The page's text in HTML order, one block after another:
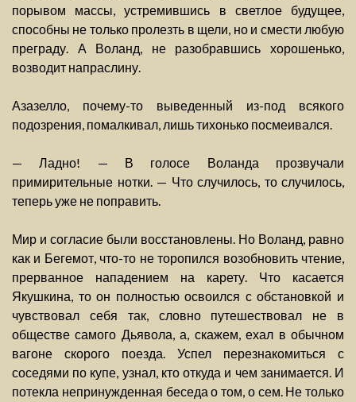
порывом массы, устремившись в светлое будущее,
способны не только пролезть в щели, но и смести любую
преграду. А Воланд, не разобравшись хорошенько,
возводит напраслину.
Азазелло, почему-то выведенный из-под всякого
подозрения, помалкивал, лишь тихонько посмеивался.
— Ладно! — В голосе Воланда прозвучали
примирительные нотки. — Что случилось, то случилось,
теперь уже не поправить.
Мир и согласие были восстановлены. Но Воланд, равно
как и Бегемот, что-то не торопился возобновить чтение,
прерванное нападением на карету. Что касается
Якушкина, то он полностью освоился с обстановкой и
чувствовал себя так, словно путешествовал не в
обществе самого Дьявола, а, скажем, ехал в обычном
вагоне скорого поезда. Успел перезнакомиться с
соседями по купе, узнал, кто откуда и чем занимается. И
потекла непринужденная беседа о том, о сем. Не только